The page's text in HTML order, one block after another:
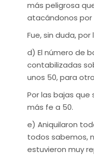
más peligrosa
atacándonos por
Fue, sin duda, por
d) El número de
contabilizadas
unos 50, para
Por las bajas
más fe a 50.
e) Aniquilaron
todos sabemos,
estuvieron muy